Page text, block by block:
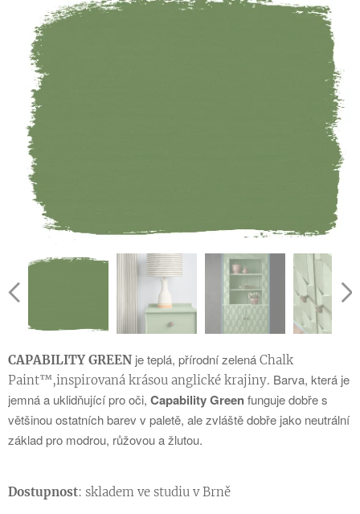
CAPABILITY GREEN je teplá, přírodní zelená Chalk
Paint™,inspirovaná krásou anglické krajiny. Barva, která je
jemná a uklidňující pro oči, Capability Greenfunguje dobře s
většinou ostatních barev v paletě, ale zvláště dobře jako neutrální
základ pro modrou, růžovou a žlutou.
Dostupnost: skladem ve studiu v Brně